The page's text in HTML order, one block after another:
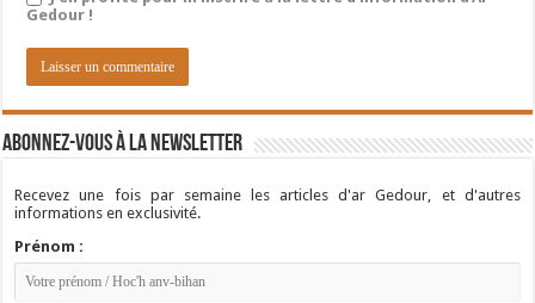
Gedour !
Abonnez-vous à la newsletter
Recevez une fois par semaine les articles d'ar Gedour, et d'autres
informations en exclusivité.
Prénom :